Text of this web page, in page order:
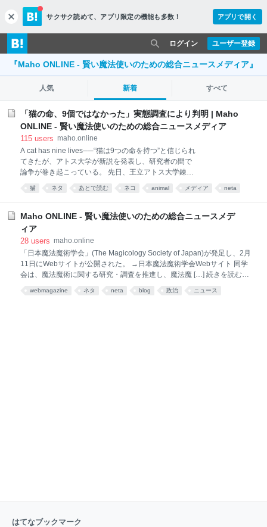
c
l
o
s
e
サクサク読めて、 アプリ限定の機能も多数！ アプリで開く
ユーザー登録
ログイン
『Maho ONLINE - 賢い魔法使いのための総合ニュースメディア』
人気 新着 すべて
「猫の命、9個ではなかった」実態調査により判明 | Maho
ONLINE - 賢い魔法使いのための総合ニュースメディア
115 users maho.online
A cat has nine lives──“猫は9つの命を持つ”と信じられ
てきたが、アトス大学が新説を発表し、研究者の間で
論争が巻き起こっている。 先日、王立アトス大学錬金
経済学部は、猫の命は平均で64,381.5個であることを
報告。定説である9個を遥かに上回る6万超えという数
フィアス・ル教授らを中心としたチームにより継続的
に行われ、最終的には3431匹の猫がインタビューに応
じた。動物語通訳の専門家を交え、綿密に計画された
数も充分に多く確度は高いという。 その衝撃的な命数
に人類種の間では論争の種となっている一方、猫族か
らは「何万回も生きた猫なんて、一匹しか知らない
よ」と、慎重なコメントが届いている。 (データ：王
猫 ネタ あとで読む ネコ animal メディア neta
Maho ONLINE - 賢い魔法使いのための総合ニュースメデ
ィア
28 users maho.online
「日本魔法魔術学会」(The Magicology Society of Japan)が発足し、2月
11日にWebサイトが公開された。 →日本魔法魔術学会Webサイト 同学
会は、魔法魔術に関する研究・調査を推進し、魔法魔 […] 続きを読む
「魔除けチャレンジ」と題した動画配信が、動画配信・投稿サイト
MahoTubeを中心に流行している。一部のアーカイブ動画は事故映像と
webmagazine ネタ neta blog 政治 ニュース
はてなブックマーク